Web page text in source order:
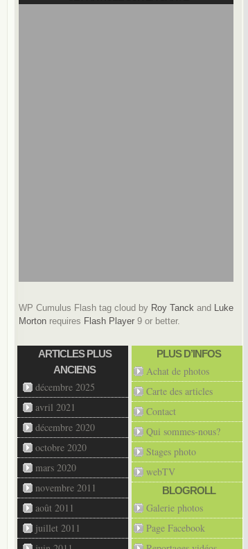
WP Cumulus Flash tag cloud by Roy Tanck and Luke
Morton requires Flash Player 9 or better.
ARTICLES PLUS
ANCIENS
décembre 2025
avril 2021
décembre 2020
octobre 2020
mars 2020
novembre 2011
août 2011
juillet 2011
PLUS D’INFOS
Achat de photos
Carte des articles
Contact
Qui sommes-nous?
Stages photo
webTV
BLOGROLL
Galerie photos
Page Facebook